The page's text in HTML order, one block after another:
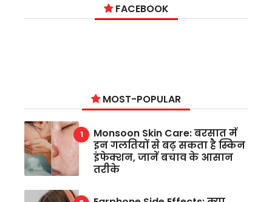
FACEBOOK
MOST-POPULAR
Monsoon Skin Care: बरसात में
इन गलतियों से बढ़ सकता है स्किन
इंफेक्शन, जानें बचाव के आसान
तरीके